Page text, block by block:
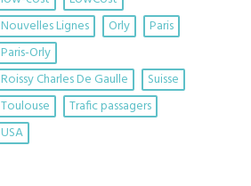
Nouvelles Lignes
Orly
Paris
Paris-Orly
Roissy Charles De Gaulle
Suisse
Toulouse
Trafic passagers
USA